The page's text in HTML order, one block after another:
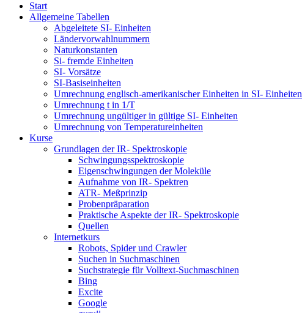
Start
Allgemeine Tabellen
Abgeleitete SI- Einheiten
Ländervorwahlnummern
Naturkonstanten
Si- fremde Einheiten
SI- Vorsätze
SI-Basiseinheiten
Umrechnung englisch-amerikanischer Einheiten in SI- Einheiten
Umrechnung t in 1/T
Umrechnung ungültiger in gültige SI- Einheiten
Umrechnung von Temperatureinheiten
Kurse
Grundlagen der IR- Spektroskopie
Schwingungsspektroskopie
Eigenschwingungen der Moleküle
Aufnahme von IR- Spektren
ATR- Meßprinzip
Probenpräparation
Praktische Aspekte der IR- Spektroskopie
Quellen
Internetkurs
Robots, Spider und Crawler
Suchen in Suchmaschinen
Suchstrategie für Volltext-Suchmaschinen
Bing
Excite
Google